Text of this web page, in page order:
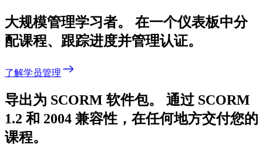
大规模管理学习者。
在一个仪表板中分
配课程、跟踪进度并管理认证。
了解学员管理
导出为 SCORM 软件包。
通过 SCORM
1.2 和 2004 兼容性，在任何地方交付您的
课程。